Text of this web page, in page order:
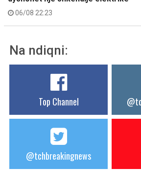
06/08 22:23
Na ndiqni:
Top Channel
@tchbreakingnews